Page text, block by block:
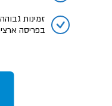
בפריסה